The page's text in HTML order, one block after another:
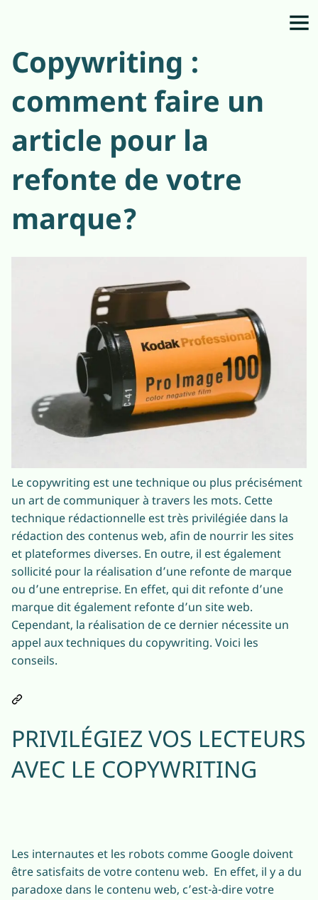
Copywriting :
comment faire un
article pour la
refonte de votre
marque?
Le copywriting est une technique ou plus précisément
un art de communiquer à travers les mots. Cette
technique rédactionnelle est très privilégiée dans la
rédaction des contenus web, afin de nourrir les sites
et plateformes diverses. En outre, il est également
sollicité pour la réalisation d’une refonte de marque
ou d’une entreprise. En effet, qui dit refonte d’une
marque dit également refonte d’un site web.
Cependant, la réalisation de ce dernier nécessite un
appel aux techniques du copywriting. Voici les
conseils.
PRIVILÉGIEZ VOS LECTEURS
AVEC LE COPYWRITING
Les internautes et les robots comme Google doivent
être satisfaits de votre contenu web. En effet, il y a du
paradoxe dans le contenu web, c’est-à-dire votre